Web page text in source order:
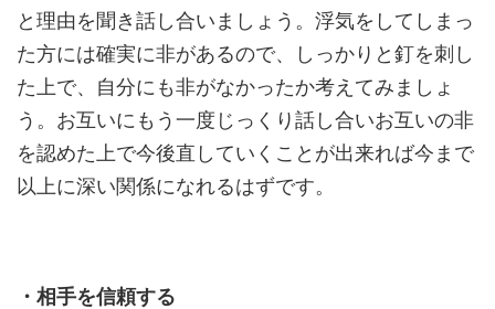
と理由を聞き話し合いましょう。浮気をしてしまっ
た方には確実に非があるので、しっかりと釘を刺し
た上で、自分にも非がなかったか考えてみましょ
う。お互いにもう一度じっくり話し合いお互いの非
を認めた上で今後直していくことが出来れば今まで
以上に深い関係になれるはずです。
・相手を信頼する